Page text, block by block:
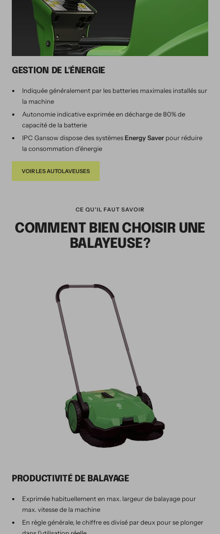
GESTION DE L'ÉNERGIE
Indiquée généralement par les batteries maximales installés sur
la machine
Autonomie indicative exprimée en décharge de 80% de
capacité de la batterie
IPC Gansow dispose des systèmesEnergy Saver pour réduire
la consommation d'énergie
VOIR LES AUTOLAVEUSES
CE QU'IL FAUT SAVOIR
COMMENT BIEN CHOISIR UNE
BALAYEUSE?
PRODUCTIVITÉ DE BALAYAGE
Exprimée habituellement en max. largeur de balayage pour
max. vitesse de la machine
En règle générale, le chiffre es divisé par deux pour se plonger